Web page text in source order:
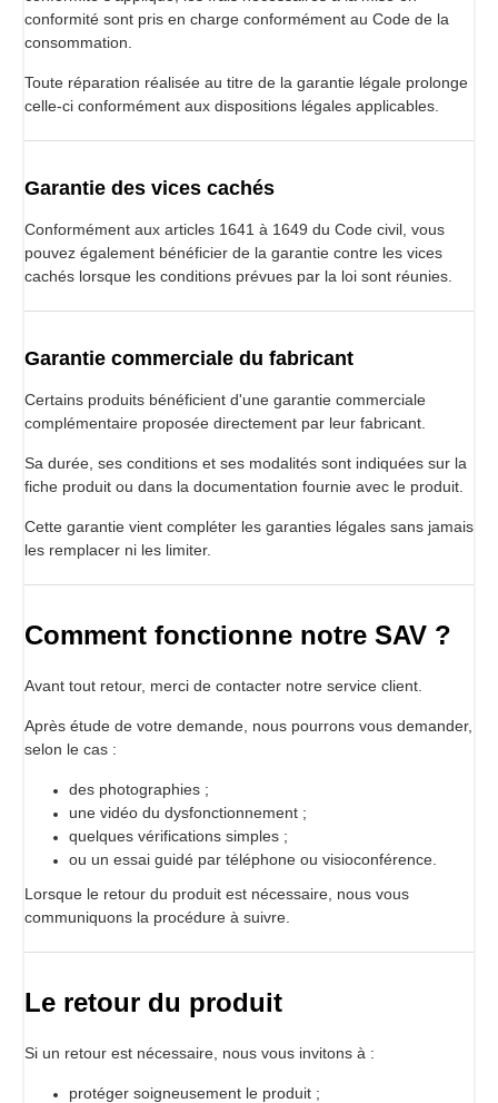
conformité sont pris en charge conformément au Code de la
consommation.
Toute réparation réalisée au titre de la garantie légale prolonge
celle-ci conformément aux dispositions légales applicables.
Garantie des vices cachés
Conformément aux articles 1641 à 1649 du Code civil, vous
pouvez également bénéficier de la garantie contre les vices
cachés lorsque les conditions prévues par la loi sont réunies.
Garantie commerciale du fabricant
Certains produits bénéficient d'une garantie commerciale
complémentaire proposée directement par leur fabricant.
Sa durée, ses conditions et ses modalités sont indiquées sur la
fiche produit ou dans la documentation fournie avec le produit.
Cette garantie vient compléter les garanties légales sans jamais
les remplacer ni les limiter.
Comment fonctionne notre SAV ?
Avant tout retour, merci de contacter notre service client.
Après étude de votre demande, nous pourrons vous demander,
selon le cas :
des photographies ;
une vidéo du dysfonctionnement ;
quelques vérifications simples ;
ou un essai guidé par téléphone ou visioconférence.
Lorsque le retour du produit est nécessaire, nous vous
communiquons la procédure à suivre.
Le retour du produit
Si un retour est nécessaire, nous vous invitons à :
protéger soigneusement le produit ;